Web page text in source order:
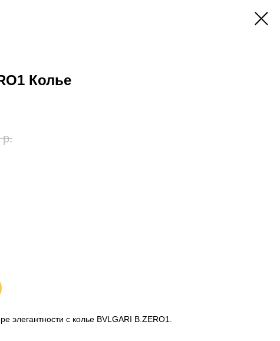
Колье
р.
элегантности с колье BVLGARI B.ZERO1.